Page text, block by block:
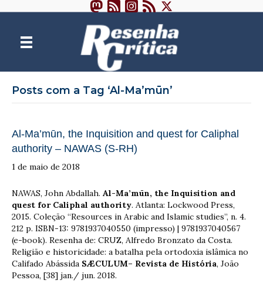
Posts com a Tag ‘Al-Ma’mūn’
Al-Ma’mūn, the Inquisition and quest for Caliphal
authority – NAWAS (S-RH)
1 de maio de 2018
NAWAS, John Abdallah. Al-Ma’mūn, the Inquisition and
quest for Caliphal authority. Atlanta: Lockwood Press,
2015. Coleção “Resources in Arabic and Islamic studies”, n. 4.
212 p. ISBN-13: 9781937040550 (impresso) | 9781937040567
(e-book). Resenha de: CRUZ, Alfredo Bronzato da Costa.
Religião e historicidade: a batalha pela ortodoxia islâmica no
Califado Abássida SÆCULUM– Revista de História, João
Pessoa, [38] jan./ jun. 2018.